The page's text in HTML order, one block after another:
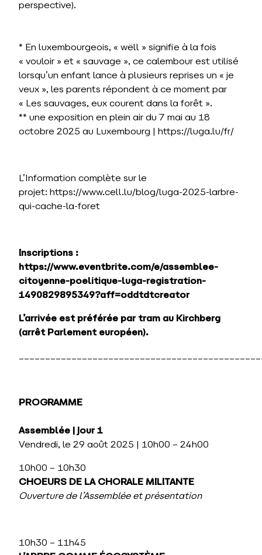
perspective).
* En luxembourgeois, « wëll » signifie à la fois
« vouloir » et « sauvage », ce calembour est utilisé
lorsqu’un enfant lance à plusieurs reprises un « je
veux », les parents répondent à ce moment par
« Les sauvages, eux courent dans la forêt ».
** une exposition en plein air du 7 mai au 18
octobre 2025 au Luxembourg | https://luga.lu/fr/
L’Information complète sur le
projet: https://www.cell.lu/blog/luga-2025-larbre-
qui-cache-la-foret
Inscriptions :
https://www.eventbrite.com/e/assemblee-
citoyenne-poelitique-luga-registration-
1490829895349?aff=oddtdtcreator
L’arrivée est préférée par tram au Kirchberg
(arrêt Parlement européen).
PROGRAMME
Assemblée
our 1
Vendredi, le 29 août 2025 | 10h00 – 24h00
10h00 – 10h30
CHOEURS DE LA CHORALE MILITANTE
Ouverture de l’Assembléeet présentation
10h30 – 11h45